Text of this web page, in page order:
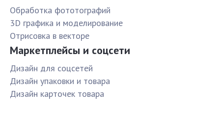
Обработка фототографий
3D графика и моделирование
Отрисовка в векторе
Маркетплейсы и соцсети
Дизайн для соцсетей
Дизайн упаковки и товара
Дизайн карточек товара